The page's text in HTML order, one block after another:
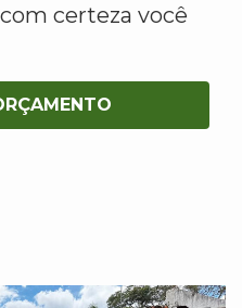
certeza você